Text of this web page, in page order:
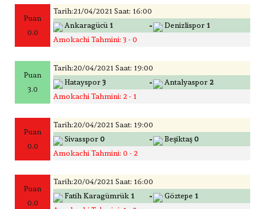
Puan
0.0
Tarih:21/04/2021 Saat: 16:00
Ankaragücü 1 - Denizlispor 1
Amokachi Tahmini: 3 - 0
Puan
3.0
Tarih:20/04/2021 Saat: 19:00
Hatayspor 3 - Antalyaspor 2
Amokachi Tahmini: 2 - 1
Puan
0.0
Tarih:20/04/2021 Saat: 19:00
Sivasspor 0 - Beşiktaş 0
Amokachi Tahmini: 0 - 2
Puan
0.0
Tarih:20/04/2021 Saat: 16:00
Fatih Karagümrük 1 - Göztepe 1